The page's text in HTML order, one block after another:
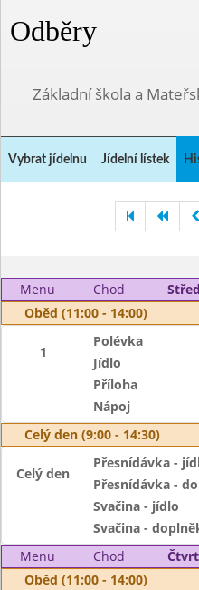
Odběry
Základní škola a
Vybrat jídelnu Jídelní lístek
Menu Chod
Oběd (11:00 - 14:00)
1
Polévka
Jídlo
Příloha
Nápoj
Celý den (9:00 - 14:30)
Celý den
Přesnídávka -
Přesnídávka -
Svačina - jídlo
Svačina -
Menu
Chod
Oběd (11:00 - 14:00)